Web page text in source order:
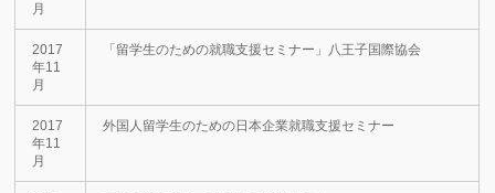
月
2017
年11
月
「留学生のための就職支援セミナー」八王子国際協会
2017
年11
月
外国人留学生のための日本企業就職支援セミナー